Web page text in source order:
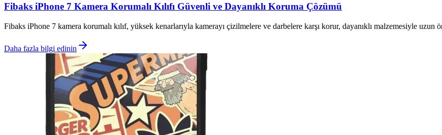
Fibaks iPhone 7 Kamera Korumalı Kılıfı Güvenli ve Dayanıklı Koruma Çözümü
Fibaks iPhone 7 kamera korumalı kılıf, yüksek kenarlarıyla kamerayı çizilmelere ve darbelere karşı korur, dayanıklı malzemesiyle
Daha fazla bilgi edinin